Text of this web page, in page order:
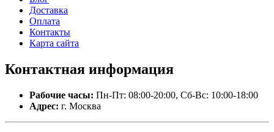
Доставка
Оплата
Контакты
Карта сайта
Контактная информация
Рабочие часы: Пн-Пт: 08:00-20:00, Сб-Вс: 10:00-18:00
Адрес: г. Москва